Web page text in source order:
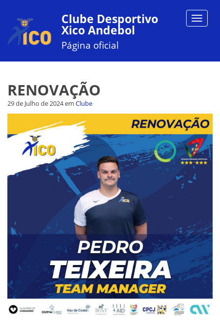
Toggle
Clube Desportivo
Xico Andebol
Página oficial
RENOVAÇÃO
29 de Julho de 2024em Clube